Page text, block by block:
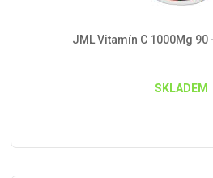
JML Vitamín C 1000Mg 90
SKLADEM